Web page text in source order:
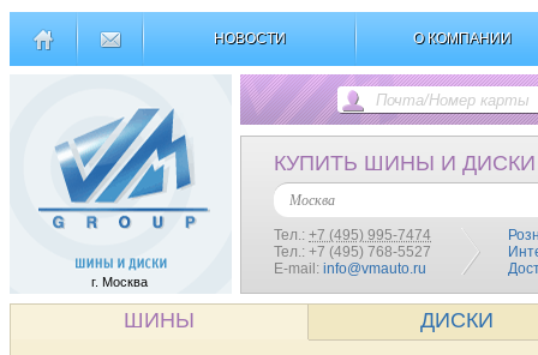
НОВОСТИ О КОМПАНИИ
г. Москва
КУПИТЬ ШИНЫ И ДИСКИ
Москва
Тел.: +7 (495) 995-7474
Тел.: +7 (495) 768-5527
E-mail: info@vmauto.ru
ШИНЫ ДИСКИ